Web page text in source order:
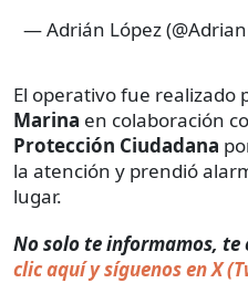
— Adrián López
El operativo fue realizado
Marina en colaboración
Protección Ciudadana
la atención y prendió
lugar.
No solo te informamos,
clic aquí y síguenos en X